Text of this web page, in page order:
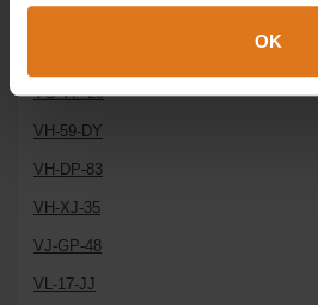
OK
VG-VP-26
VH-59-DY
VH-DP-83
VH-XJ-35
VJ-GP-48
VL-17-JJ